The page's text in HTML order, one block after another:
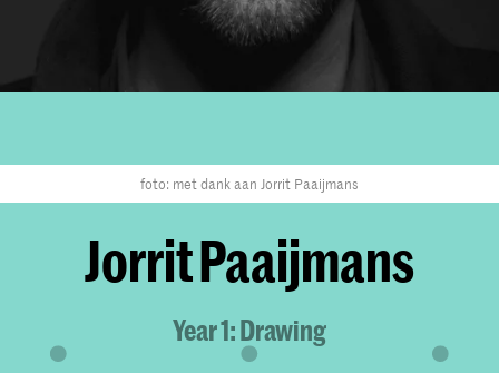
foto: met dank aan Jorrit Paaijmans
Jorrit Paaijmans
Year 1: Drawing